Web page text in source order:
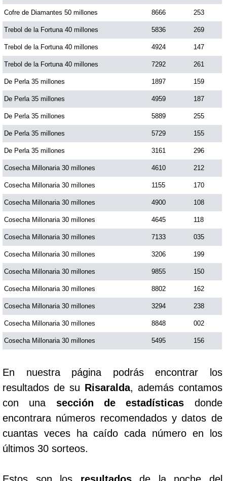
Motilon Noche
Paisita Noche
Paisita 3
Pick 3 Día
Pick 3 Noche
Pick 4 Día
Pick 4 Noche
Pijao de Oro
Saman de la suerte
Sinuano Día
Sinuano Noche
Super Chontico Noche
Cofre de Diamantes 50 millones 8666 253
Trebol de la Fortuna 40 millones 5836 269
Trebol de la Fortuna 40 millones 4924 147
Trebol de la Fortuna 40 millones 7292 261
De Perla 35 millones 1897 159
De Perla 35 millones 4959 187
De Perla 35 millones 5889 255
De Perla 35 millones 5729 155
De Perla 35 millones 3161 296
Cosecha Millonaria 30 millones 4610 212
Cosecha Millonaria 30 millones 1155 170
Cosecha Millonaria 30 millones 4900 108
Cosecha Millonaria 30 millones 4645 118
Cosecha Millonaria 30 millones 7133 035
Cosecha Millonaria 30 millones 3206 199
Cosecha Millonaria 30 millones 9855 150
Cosecha Millonaria 30 millones 8802 162
Cosecha Millonaria 30 millones 3294 238
Cosecha Millonaria 30 millones 8848 002
Cosecha Millonaria 30 millones 5495 156
En nuestra página podrás encontrar los
resultados de su Risaralda, además contamos
con una sección de estadísticas donde
encontrara números recomendados y datos de
cuantas veces ha caído cada número en los
últimos 30 sorteos.